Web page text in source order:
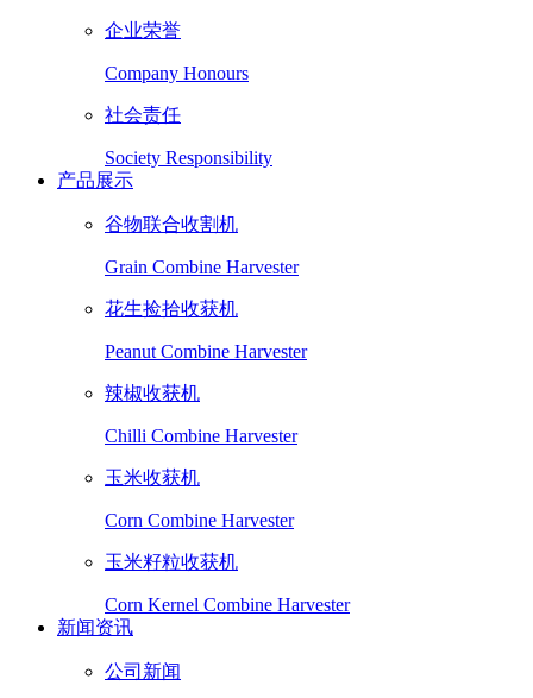
企业荣誉
Company Honours
社会责任
Society Responsibility
产品展示
谷物联合收割机
Grain Combine Harvester
花生捡拾收获机
Peanut Combine Harvester
辣椒收获机
Chilli Combine Harvester
玉米收获机
Corn Combine Harvester
玉米籽粒收获机
Corn Kernel Combine Harvester
新闻资讯
公司新闻